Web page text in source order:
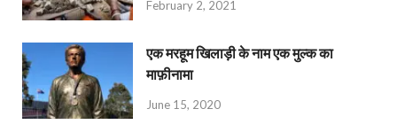
February 2, 2021
एक मरहूम खिलाड़ी के नाम एक मुल्क का
माफ़ीनामा
June 15, 2020